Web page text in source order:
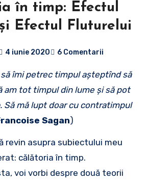
în timp: Efectul
Efectul Fluturelui
4 iunie 2020 6 Comentarii
îmi petrec timpul aşteptînd să
am tot timpul din lume şi să pot
Să mă lupt doar cu contratimpul
Sagan)
revin asupra subiectului meu
călătoria în timp.
voi vorbi despre două teorii